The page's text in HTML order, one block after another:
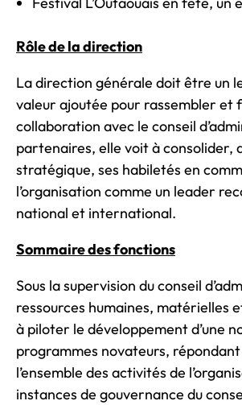
Rôle de la direction
La direction générale doit être un
valeur ajoutée pour rassembler et
collaboration avec le conseil
partenaires, elle voit à consolider,
stratégique, ses habiletés en
l’organisation comme un leader
national et international.
Sommaire des fonctions
Sous la supervision du conseil
ressources humaines, matérielles
à piloter le développement d’une
programmes novateurs,
l’ensemble des activités de
instances de gouvernance du